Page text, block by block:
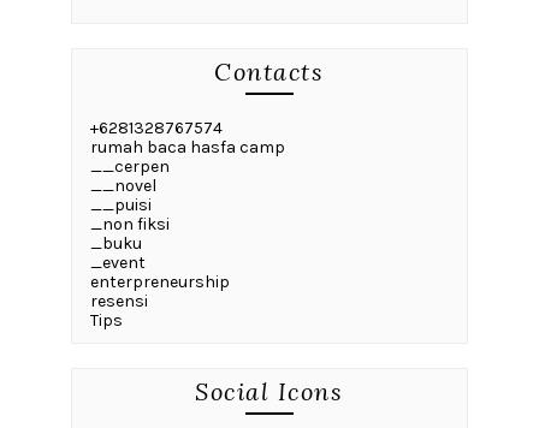
Contacts
+6281328767574
rumah baca hasfa camp
__cerpen
__novel
__puisi
_non fiksi
_buku
_event
enterpreneurship
resensi
Tips
Social Icons